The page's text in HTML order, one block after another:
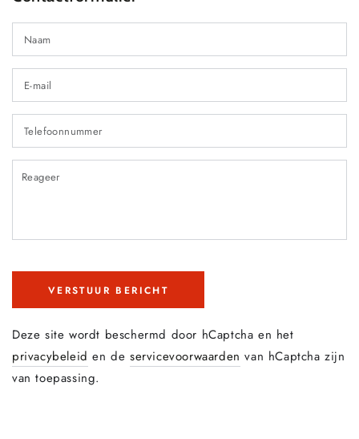
VERSTUUR BERICHT
Deze site wordt beschermd door hCaptcha en het
privacybeleid en deservicevoorwaarden van hCaptcha zijn
van toepassing.